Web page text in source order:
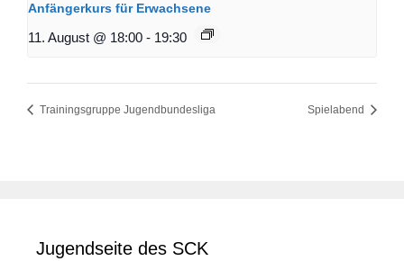
Anfängerkurs für Erwachsene
11. August @ 18:00 - 19:30
Trainingsgruppe Jugendbundesliga Spielabend
Jugendseite des SCK